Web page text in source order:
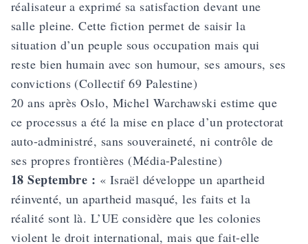
réalisateur a exprimé sa satisfaction devant une
salle pleine. Cette fiction permet de saisir la
situation d’un peuple sous occupation mais qui
reste bien humain avec son humour, ses amours, ses
convictions (Collectif 69 Palestine)
20 ans après Oslo, Michel Warchawski estime que
ce processus a été la mise en place d’un protectorat
auto-administré, sans souveraineté, ni contrôle de
ses propres frontières (Média-Palestine)
18 Septembre : « Israël développe un apartheid
réinventé, un apartheid masqué, les faits et la
réalité sont là. L’UE considère que les colonies
violent le droit international, mais que fait-elle